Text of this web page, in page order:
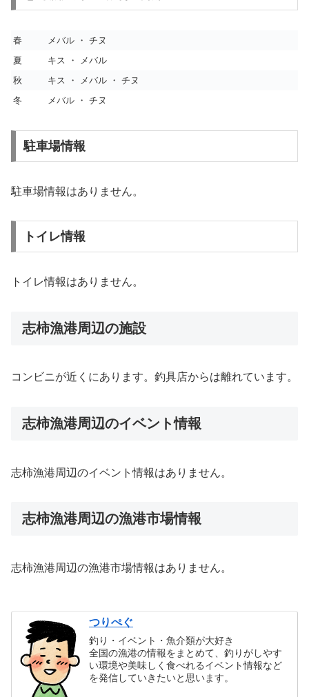
春
メバル ・ チヌ
夏
キス ・ メバル
秋
キス ・ メバル ・ チヌ
冬
メバル ・ チヌ
駐車場情報
駐車場情報はありません。
トイレ情報
トイレ情報はありません。
志柿漁港周辺の施設
コンビニが近くにあります。釣具店からは離れています。
志柿漁港周辺のイベント情報
志柿漁港周辺のイベント情報はありません。
志柿漁港周辺の漁港市場情報
志柿漁港周辺の漁港市場情報はありません。
つりぺぐ
釣り・イベント・魚介類が大好き
全国の漁港の情報をまとめて、釣りがしやす
い環境や美味しく食べれるイベント情報など
を発信していきたいと思います。